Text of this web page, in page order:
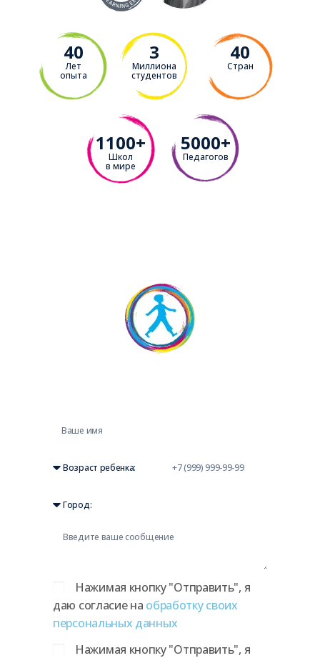
40
Лет
опыта
3
Миллиона
студентов
40
Стран
1100+
Школ
в мире
5000+
Педагогов
Нажимая кнопку "Отправить", я
даю согласие на обработку своих
персональных данных
Нажимая кнопку "Отправить", я